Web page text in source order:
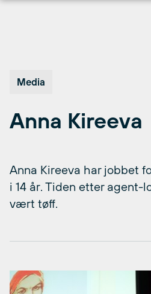
Media
Anna Kireeva
Anna Kireeva har jobbet
i 14 år. Tiden etter agent-
vært tøff.